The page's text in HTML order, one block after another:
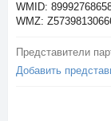
WMID:
WMZ:
Представители
Добавить